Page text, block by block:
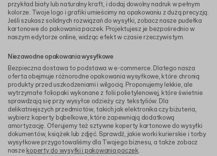
przykład biały lub naturalny kraft, i dodaj dowolny nadruk w pełnym
kolorze. Twoje logo i grafiki umieścimy na opakowaniu z dużą precyzją.
Jeśli szukasz solidnych rozwiązań do wysyłki, zobacz nasze pudełka
kartonowe do pakowania paczek. Projektujesz je bezpośrednio w
naszym edytorze online, widząc efekt w czasie rzeczywistym.
Niezawodne opakowania wysyłkowe
Bezpieczna dostawa to podstawa w e-commerce. Dlatego nasza
oferta obejmuje różnorodne opakowania wysyłkowe, które chronią
produkty przed uszkodzeniami i wilgocią. Proponujemy lekkie, ale
wytrzymałe foliopaki wykonane z folii polietylenowej, które świetnie
sprawdzają się przy wysyłce odzieży czy tekstyliów. Dla
delikatniejszych przedmiotów, takich jak elektronika czy biżuteria,
wybierz koperty bąbelkowe, które zapewniają dodatkową
amortyzację. Oferujemy też sztywne koperty kartonowe do wysyłki
dokumentów, książek lub zdjęć. Sprawdź, jakie worki kurierskie i torby
wysyłkowe przygotowaliśmy dla Twojego biznesu, a także zobacz
nasze koperty do wysyłki i pakowania paczek.